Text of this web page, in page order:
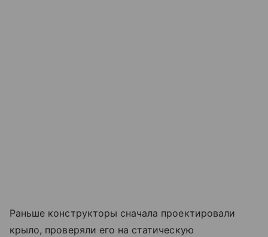
Раньше конструкторы сначала проектировали
крыло, проверяли его на статическую